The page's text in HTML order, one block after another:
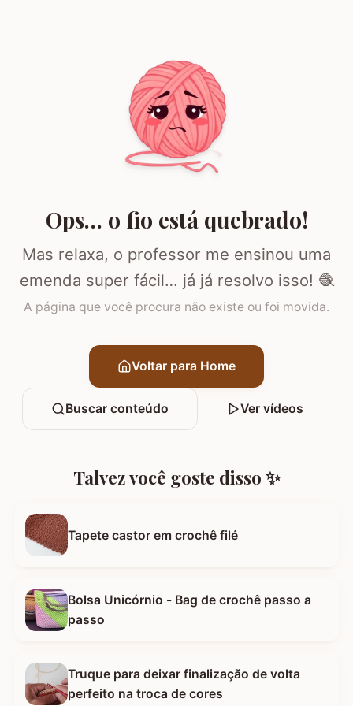
Ops… o fio está quebrado!
Mas relaxa, o professor me ensinou uma
emenda super fácil… já já resolvo isso! 🧶
A página que você procura não existe ou foi movida.
Voltar para Home
Buscar conteúdo Ver vídeos
Talvez você goste disso ✨
Tapete castor em crochê filé
Bolsa Unicórnio - Bag de crochê passo a
passo
Truque para deixar finalização de volta
perfeito na troca de cores